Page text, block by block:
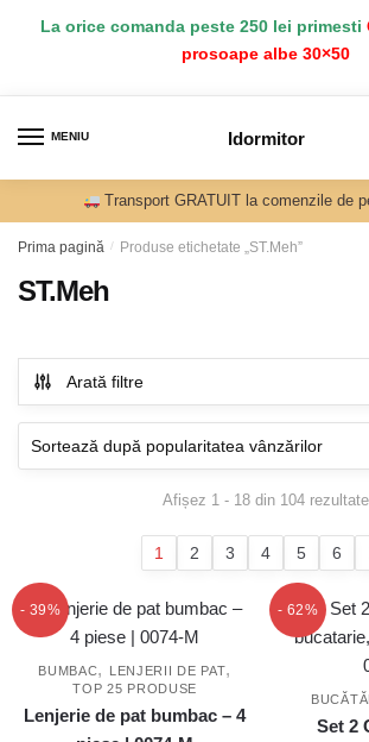
La orice comanda peste 250 lei primesti
prosoape albe 30×50
MENIU Idormitor
Transport GRATUIT la comenzile de
Prima pagină / Produse etichetate „ST.Meh”
ST.Meh
Arată filtre
Afișez 1 - 18 din 104 rezultate
1 2 3 4 5 6
- 39%
BUMBAC, LENJERII DE PAT,
TOP 25 PRODUSE
Lenjerie de pat bumbac – 4
- 62%
Set 2